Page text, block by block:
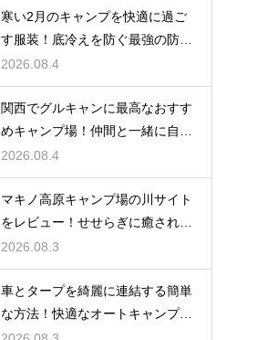
寒い2月のキャンプを快適に過ご
す服装！底冷えを防ぐ最強の防寒
対策とは？
2026.08.4
関西でグルキャンに最高なおすす
めキャンプ場！仲間と一緒に自然
を満喫する
2026.08.4
マキノ高原キャンプ場の川サイト
をレビュー！せせらぎに癒される
極上の空間
2026.08.3
車とタープを綺麗に連結する簡単
な方法！快適なオートキャンプ空
間の作り方